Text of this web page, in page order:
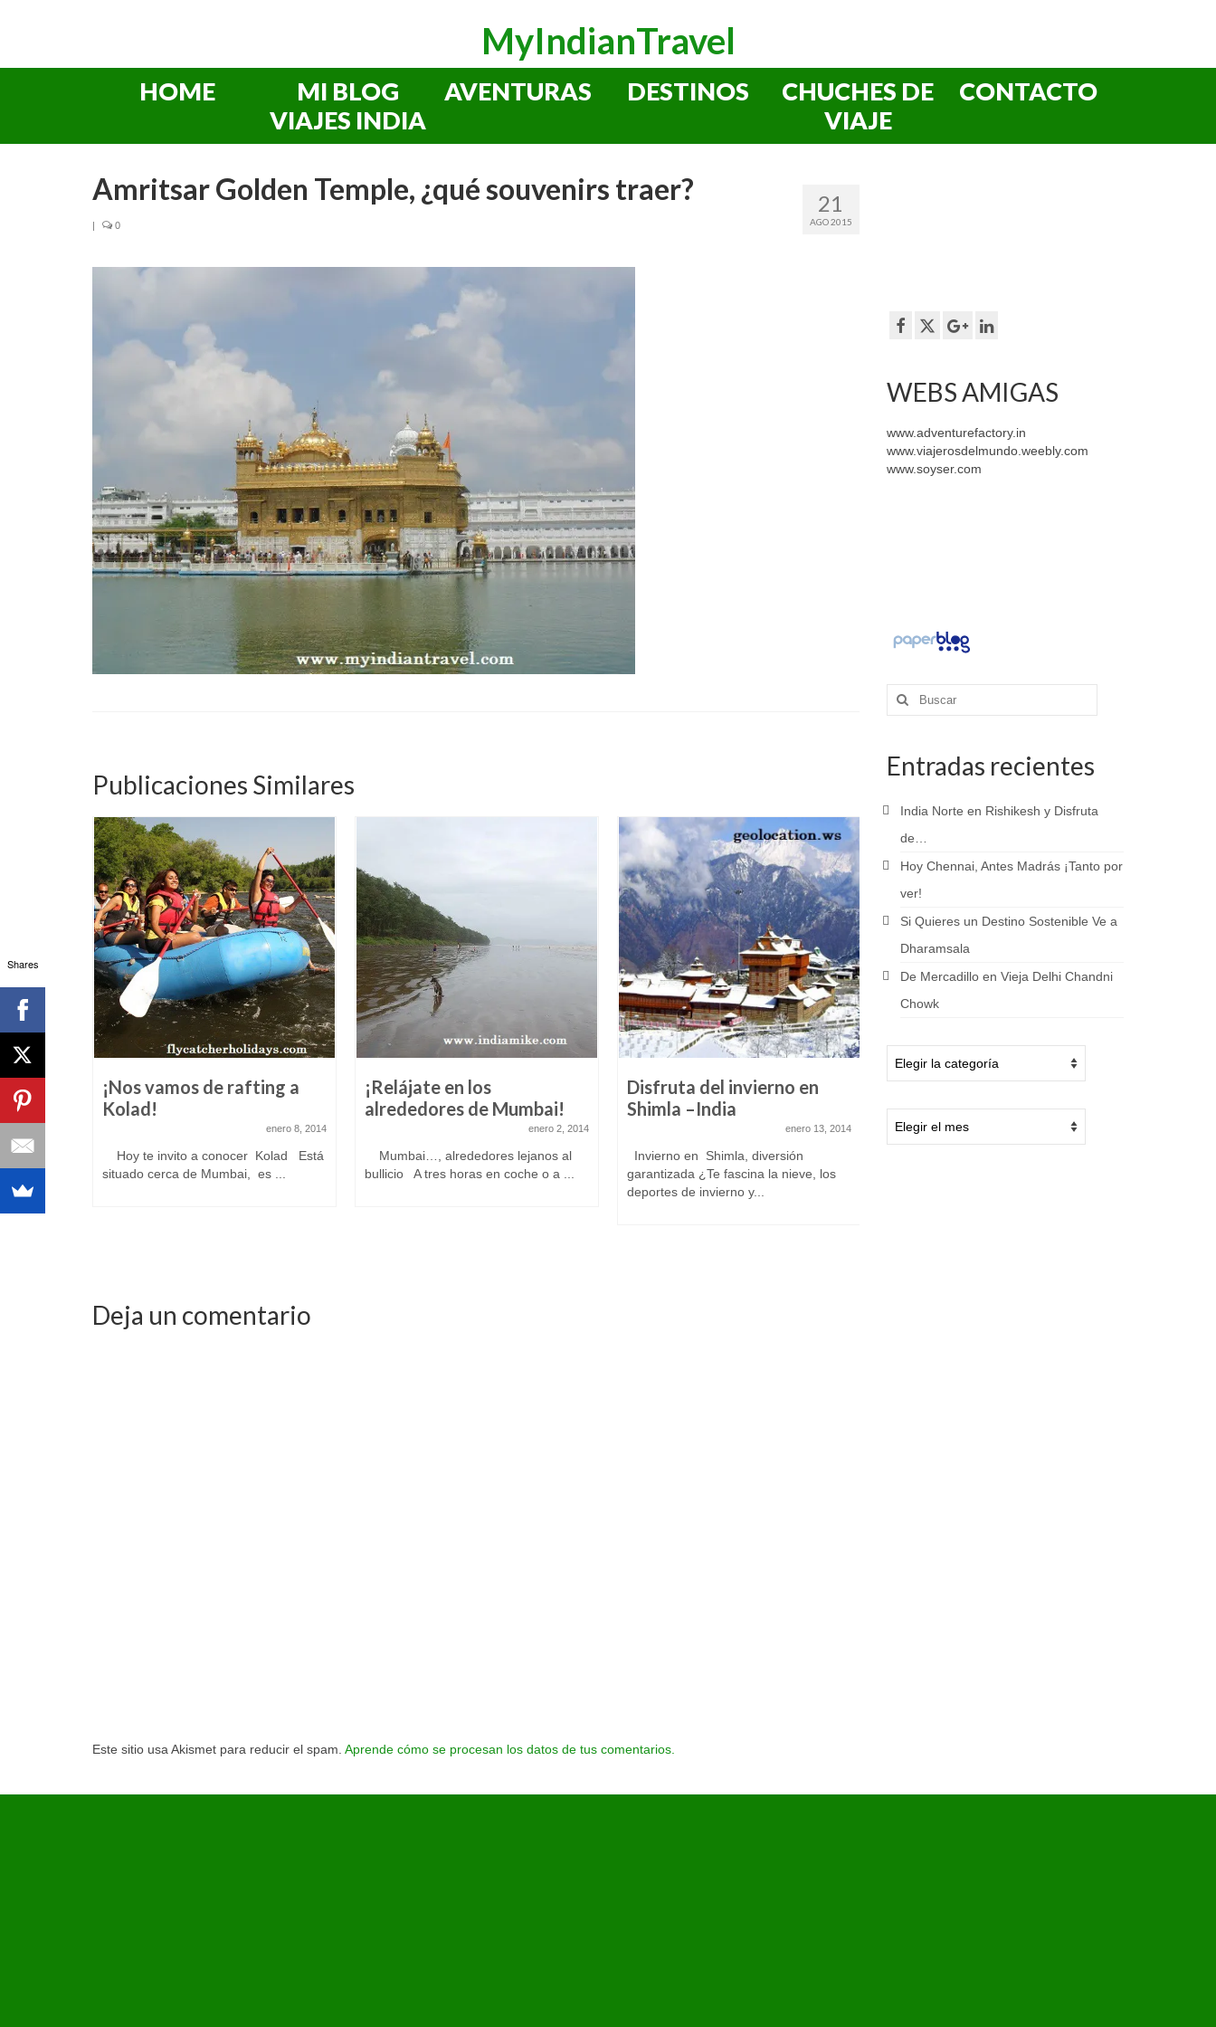
MyIndianTravel
HOME
MI BLOG
VIAJES INDIA
AVENTURAS DESTINOS
CHUCHES DE
VIAJE
CONTACTO
21
AGO 2015
Amritsar Golden Temple, ¿qué souvenirs traer?
| 0
Publicaciones Similares
¡Nos vamos de rafting a
Kolad!
enero 8, 2014
Hoy te invito a conocer Kolad Está
situado cerca de Mumbai, es ...
¡Relájate en los
alrededores de Mumbai!
enero 2, 2014
Mumbai…, alrededores lejanos al
bullicio A tres horas en coche o a ...
Disfruta del invierno en
Shimla –India
enero 13, 2014
Invierno en Shimla, diversión
garantizada ¿Te fascina la nieve, los
deportes de invierno y...
Un paseo por el lago
flotante Loktak en
Manipur -India
Deja un comentario
Este sitio usa Akismet para reducir el spam. Aprende cómo se procesan los datos de tus comentarios.
WEBS AMIGAS
www.adventurefactory.in
www.viajerosdelmundo.weebly.com
www.soyser.com
Buscar
por:
Entradas recientes
India Norte en Rishikesh y Disfruta
de…
Hoy Chennai, Antes Madrás ¡Tanto por
ver!
Si Quieres un Destino Sostenible Ve a
Dharamsala
De Mercadillo en Vieja Delhi Chandni
Chowk
Shares